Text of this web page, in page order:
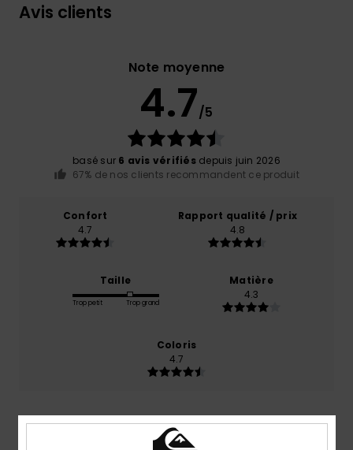
Avis clients
Note moyenne
4.7/5
basé sur 6 avis vérifiésdepuis juin 2026
67% de nos clients recommandent ce produit
Confort
4.7
Rapport qualité / prix
4.8
Taille
Trop petit Trop grand
Matière
4.3
Coloris
4.7